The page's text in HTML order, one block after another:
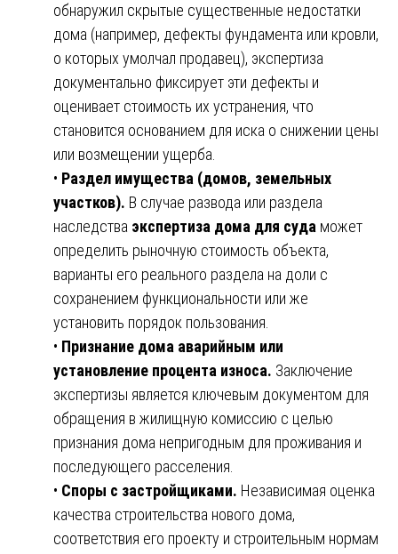
обнаружил скрытые существенные недостатки
дома (например, дефекты фундамента или кровли,
о которых умолчал продавец), экспертиза
документально фиксирует эти дефекты и
оценивает стоимость их устранения, что
становится основанием для иска о снижении цены
или возмещении ущерба.
• Раздел имущества (домов, земельных
участков). В случае развода или раздела
наследства экспертиза дома для суда может
определить рыночную стоимость объекта,
варианты его реального раздела на доли с
сохранением функциональности или же
установить порядок пользования.
• Признание дома аварийным или
установление процента износа. Заключение
экспертизы является ключевым документом для
обращения в жилищную комиссию с целью
признания дома непригодным для проживания и
последующего расселения.
• Споры с застройщиками. Независимая оценка
качества строительства нового дома,
соответствия его проекту и строительным нормам